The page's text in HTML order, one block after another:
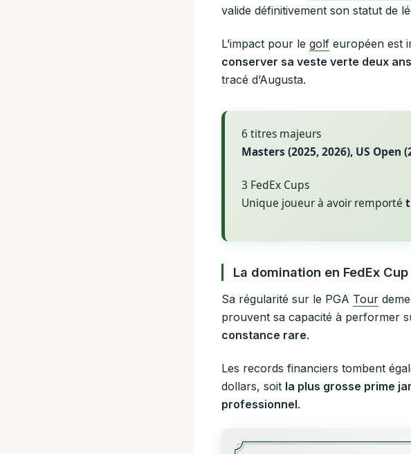
valide définitivement son statut de
L’impact pour le golf européen est
conserver sa veste verte deux
tracé d’Augusta.
6 titres majeurs
Masters (2025, 2026), US Open
3 FedEx Cups
Unique joueur à avoir remporté
La domination en FedEx
Sa régularité sur le PGA Tour
prouvent sa capacité à performer
constance rare.
Les records financiers tombent
dollars, soit la plus grosse prime
professionnel.